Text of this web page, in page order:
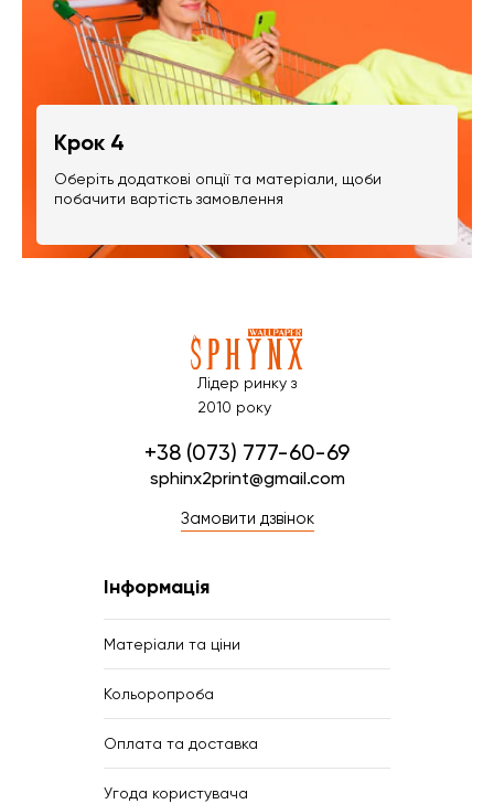
Крок 4
Оберіть додаткові опції та матеріали, щоби
побачити вартість замовлення
Лідер ринку з
2010 року
+38 (073) 777-60-69
sphinx2print@gmail.com
Замовити дзвінок
Інформація
Матеріали та ціни
Кольоропроба
Оплата та доставка
Угода користувача